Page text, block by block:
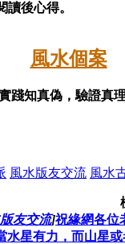
讀後心得。
風水個案
踐知真偽，驗證真
風水版友交流 風水
友交流]祝緣網各位
水星有力，而山星